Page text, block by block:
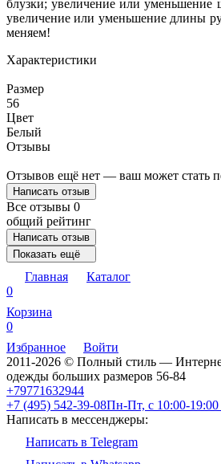
блузки; увеличение или уменьшение
увеличение или уменьшение длины
меняем!
Характеристики
Размер
56
Цвет
Белый
Отзывы
Отзывов ещё нет — ваш может стать
Написать отзыв
Все отзывы 0
общий рейтинг
Написать отзыв
Показать ещё
Главная
Каталог
0
Корзина
0
Избранное
Войти
2011-2026 © Полный стиль —
одежды больших размеров 56-84
+79771632944
+7 (495) 542-39-08Пн-Пт, с 10:00-
Написать в мессенджеры:
Написать в Telegram